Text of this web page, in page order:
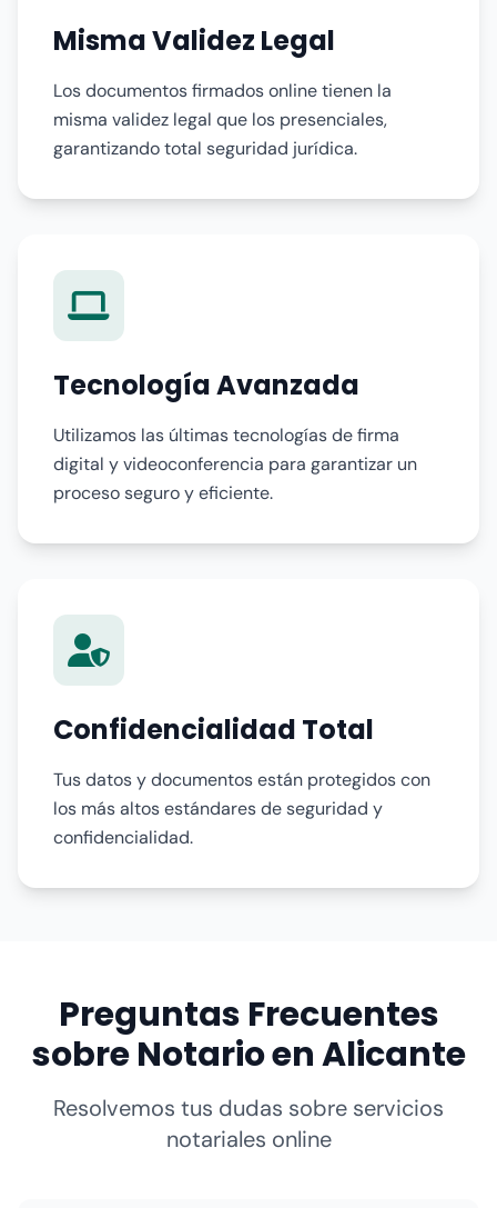
Misma Validez Legal
Los documentos firmados online tienen la
misma validez legal que los presenciales,
garantizando total seguridad jurídica.
Tecnología Avanzada
Utilizamos las últimas tecnologías de firma
digital y videoconferencia para garantizar un
proceso seguro y eficiente.
Confidencialidad Total
Tus datos y documentos están protegidos con
los más altos estándares de seguridad y
confidencialidad.
Preguntas Frecuentes
sobre Notario en Alicante
Resolvemos tus dudas sobre servicios
notariales online